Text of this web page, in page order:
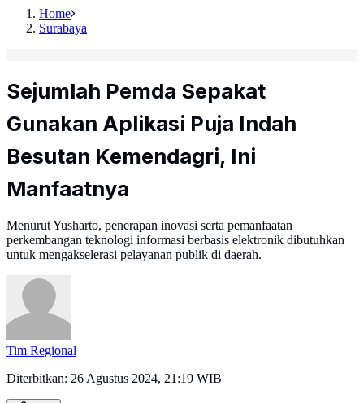
Home
Surabaya
Sejumlah Pemda Sepakat
Gunakan Aplikasi Puja Indah
Besutan Kemendagri, Ini
Manfaatnya
Menurut Yusharto, penerapan inovasi serta pemanfaatan
perkembangan teknologi informasi berbasis elektronik dibutuhkan
untuk mengakselerasi pelayanan publik di daerah.
Tim Regional
Diterbitkan: 26 Agustus 2024, 21:19 WIB